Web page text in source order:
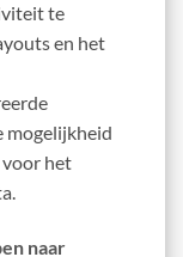
te
en het
mogelijkheid
het
naar